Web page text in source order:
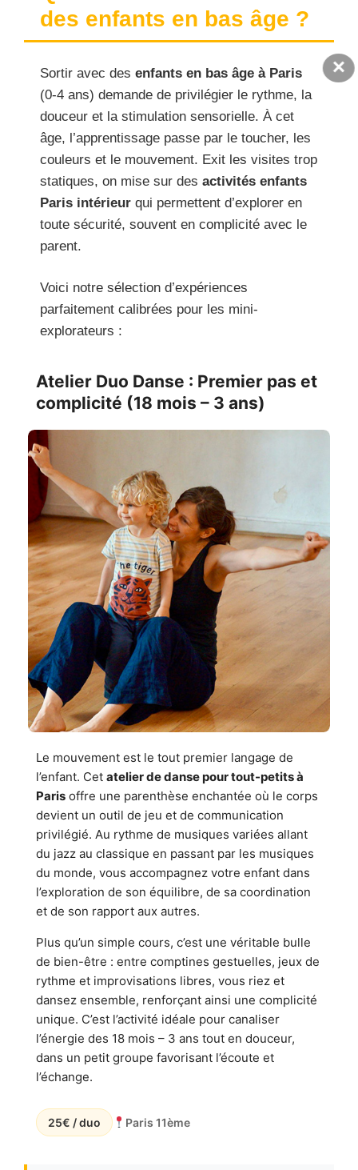
des enfants en bas âge ?
Sortir avec des enfants en bas âge à Paris
(0-4 ans) demande de privilégier le rythme, la
douceur et la stimulation sensorielle. À cet
âge, l’apprentissage passe par le toucher, les
couleurs et le mouvement. Exit les visites trop
statiques, on mise sur des activités enfants
Paris intérieur qui permettent d’explorer en
toute sécurité, souvent en complicité avec le
parent.
Voici notre sélection d’expériences
parfaitement calibrées pour les mini-
explorateurs :
Atelier Duo Danse : Premier pas et
complicité (18 mois – 3 ans)
Le mouvement est le tout premier langage de
l’enfant. Cet atelier de danse pour tout-petits à
Paris offre une parenthèse enchantée où le corps
devient un outil de jeu et de communication
privilégié. Au rythme de musiques variées allant
du jazz au classique en passant par les musiques
du monde, vous accompagnez votre enfant dans
l’exploration de son équilibre, de sa coordination
et de son rapport aux autres.
Plus qu’un simple cours, c’est une véritable bulle
de bien-être : entre comptines gestuelles, jeux de
rythme et improvisations libres, vous riez et
dansez ensemble, renforçant ainsi une complicité
unique. C’est l’activité idéale pour canaliser
l’énergie des 18 mois – 3 ans tout en douceur,
dans un petit groupe favorisant l’écoute et
l’échange.
25€ / duo Paris 11ème
×